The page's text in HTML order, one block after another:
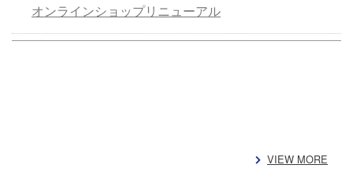
オンラインショップリニューアル
VIEW MORE